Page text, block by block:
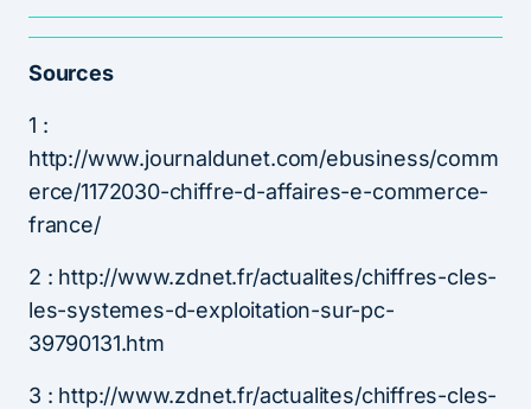
Sources
1 :
http://www.journaldunet.com/ebusiness/comm
erce/1172030-chiffre-d-affaires-e-commerce-
france/
2 : http://www.zdnet.fr/actualites/chiffres-cles-
les-systemes-d-exploitation-sur-pc-
39790131.htm
3 : http://www.zdnet.fr/actualites/chiffres-cles-